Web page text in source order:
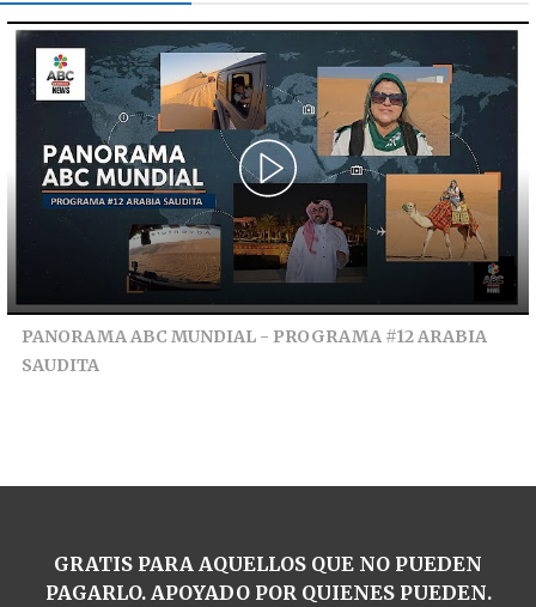
PANORAMA ABC MUNDIAL - PROGRAMA #12 ARABIA
SAUDITA
GRATIS PARA AQUELLOS QUE NO PUEDEN
PAGARLO. APOYADO POR QUIENES PUEDEN.